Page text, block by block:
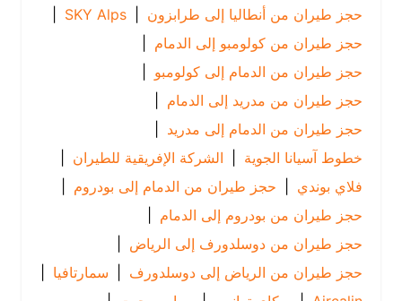
حجز طيران من أنطاليا إلى طرابزون |
SKY Alps
|
حجز طيران من كولومبو إلى الدمام
|
حجز طيران من الدمام إلى كولومبو |
حجز طيران من مدريد إلى الدمام
|
حجز طيران من الدمام إلى مدريد |
خطوط آسيانا الجوية
| الشركة الإفريقية للطيران |
فلاي بوندي | حجز طيران من الدمام إلى بودروم |
حجز طيران من بودروم إلى الدمام
|
حجز طيران من دوسلدورف إلى الرياض
|
حجز طيران من الرياض إلى دوسلدورف | سمارتافيا
|